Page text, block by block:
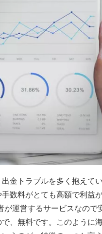
金トラブルを多く抱えて
数料がとても高額で利益
が運営するサービスなの
、無料です。このように